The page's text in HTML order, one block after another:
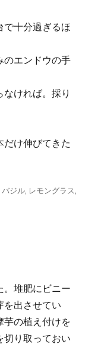
で十分過ぎるほ
のエンドウの手
ければ。採り
だけ伸びてきた
バジル, レモングラス,
。堆肥にビニー
を出させてい
芋の植え付けを
切り取っておい